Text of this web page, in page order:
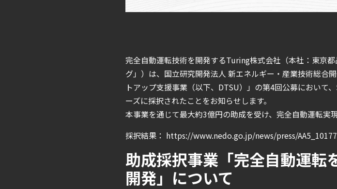
完全自動運転技術を開発するTuring株式会社（本社：東京
グ」）は、国立研究開発法人 新エネルギー・産業技術総合
トアップ支援事業（以下、DTSU）」の第4回公募におい
ーズに採択されたことをお知らせします。
本事業を通じて最大約3億円の助成を受け、完全自動運転実
採択結果： https://www.nedo.go.jp/news/press/
助成採択事業「完全自動運転
開発」について